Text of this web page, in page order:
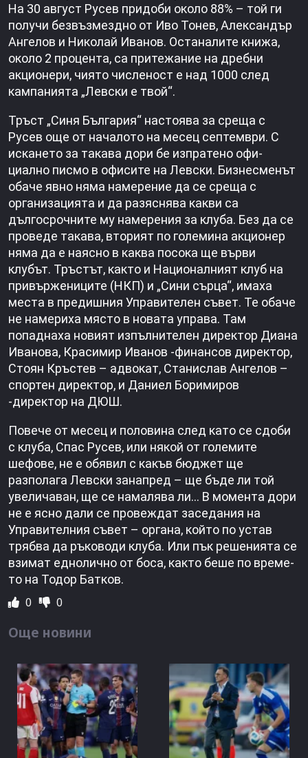
На 30 август Русев придоби око­ло 88% – той ги
получи безвъ­змездно от Иво Тонев, Алек­сандър
Ангелов и Николай Иванов. Останалите книжа,
около 2 процента, са притежание на дребни
акционери, чиято численост е над 1000 след
кампанията „Левски е твой“.
Тръст „Синя България“ на­стоява за среща с
Русев още от началото на месец сеп­тември. С
искането за така­ва дори бе изпратено офи­
циално писмо в офисите на Левски. Бизнесменът
обаче явно няма намерение да се среща с
организацията и да разяснява какви са
дългосроч­ните му намерения за клуба. Без да се
проведе такава, вторият по големина акцио­нер
няма да е наясно в каква посока ще върви
клубът. Тръ­стът, както и Националният клуб на
привържениците (НКП) и „Сини сърца“, имаха
места в предишния Управи­телен съвет. Те обаче
не на­мериха място в новата упра­ва. Там
попаднаха новият из­пълнителен директор Диана
Иванова, Красимир Иванов -финансов директор,
Стоян Кръстев – адвокат, Стани­слав Ангелов –
спортен дирек­тор, и Даниел Боримиров
-директор на ДЮШ.
Повече от ме­сец и половина след като се сдоби
с клуба, Спас Русев, или някой от големите
шефове, не е обявил с какъв бюджет ще
разполага Левски занапред – ще бъде ли той
увеличаван, ще се намалява ли… В момента дори
не е ясно дали се провеждат засе­дания на
Управителния съ­вет – органа, който по устав
трябва да ръководи клуба. Или пък решенията се
взимат еднолично от боса, както беше по време­
то на Тодор Батков.
0 0
Още новини